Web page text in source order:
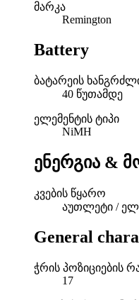
მარკა
Remington
Battery
ბატარეის
40 წუთამდე
ელემენტის ტიპი
NiMH
ენერგია &
კვების წყარო
აუთლეტი /
General
ჭრის პოზიციების
17